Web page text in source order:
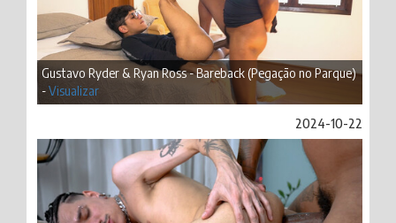
Gustavo Ryder & Ryan Ross - Bareback (Pegação no Parque)
-Visualizar
2024-10-22